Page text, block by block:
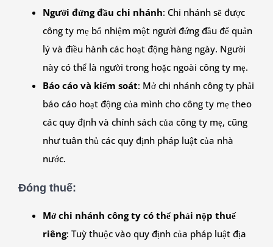
Người đứng đầu chi nhánh: Chi nhánh sẽ được
công ty mẹ bổ nhiệm một người đứng đầu để quản
lý và điều hành các hoạt động hàng ngày. Người
này có thể là người trong hoặc ngoài công ty mẹ.
Báo cáo và kiểm soát: Mở chi nhánh công ty phải
báo cáo hoạt động của mình cho công ty mẹ theo
các quy định và chính sách của công ty mẹ, cũng
như tuân thủ các quy định pháp luật của nhà
nước.
Đóng thuế:
Mở chi nhánh công ty có thể phải nộp thuế
riêng: Tuỳ thuộc vào quy định của pháp luật địa